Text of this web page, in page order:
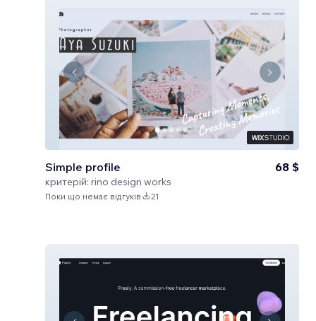
Simple profile
критерій: rino design works
68 $
Поки що немає відгуків 21